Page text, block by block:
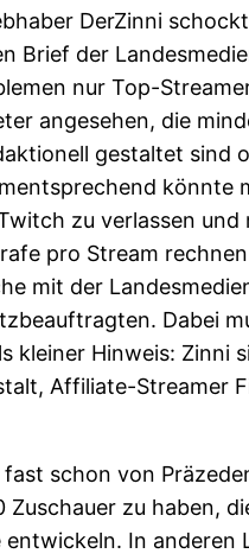
DerZinni
der
nur Top-
angesehen, die
gestaltet
könnte
zu verlassen
pro Stream
mit der
Dabei
Hinweis: Zinni
Affiliate-Streamer
schon von
zu haben,
In